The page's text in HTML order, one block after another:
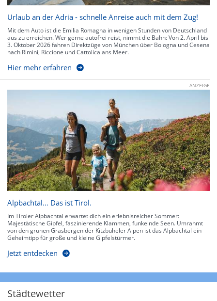
Urlaub an der Adria - schnelle Anreise auch mit dem Zug!
Mit dem Auto ist die Emilia Romagna in wenigen Stunden von Deutschland
aus zu erreichen. Wer gerne autofrei reist, nimmt die Bahn: Von 2. April bis
3. Oktober 2026 fahren Direktzüge von München über Bologna und Cesena
nach Rimini, Riccione und Cattolica ans Meer.
Hier mehr erfahren
ANZEIGE
Alpbachtal… Das ist Tirol.
Im Tiroler Alpbachtal erwartet dich ein erlebnisreicher Sommer:
Majestätische Gipfel, faszinierende Klammen, funkelnde Seen. Umrahmt
von den grünen Grasbergen der Kitzbüheler Alpen ist das Alpbachtal ein
Geheimtipp für große und kleine Gipfelstürmer.
Jetzt entdecken
Städtewetter